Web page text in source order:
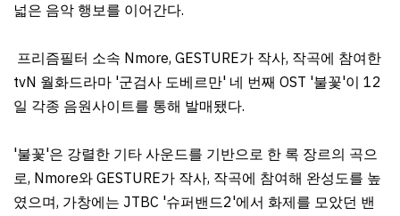
넓은 음악 행보를 이어간다.
프리즘필터 소속 Nmore, GESTURE가 작사, 작곡에 참여한
tvN 월화드라마 '군검사 도베르만' 네 번째 OST '불꽃'이 12
일 각종 음원사이트를 통해 발매됐다.
'불꽃'은 강렬한 기타 사운드를 기반으로 한 록 장르의 곡으
로, Nmore와 GESTURE가 작사, 작곡에 참여해 완성도를 높
였으며, 가창에는 JTBC '슈퍼밴드2'에서 화제를 모았던 밴